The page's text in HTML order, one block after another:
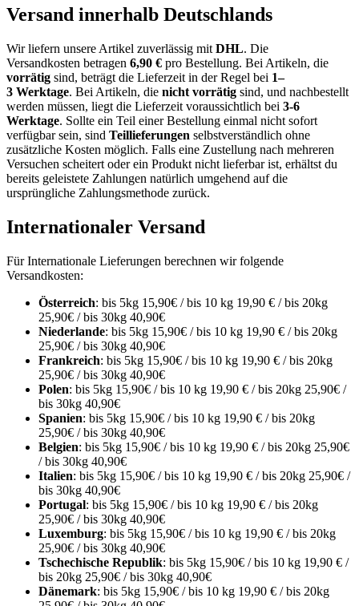
Versand innerhalb Deutschlands
Wir liefern unsere Artikel zuverlässig mit DHL. Die
Versandkosten betragen 6,90 € pro Bestellung. Bei Artikeln, die
vorrätig sind, beträgt die Lieferzeit in der Regel bei 1–
3 Werktage. Bei Artikeln, die nicht vorrätig sind, und nachbestellt
werden müssen, liegt die Lieferzeit voraussichtlich bei 3-6
Werktage. Sollte ein Teil einer Bestellung einmal nicht sofort
verfügbar sein, sind Teillieferungen selbstverständlich ohne
zusätzliche Kosten möglich. Falls eine Zustellung nach mehreren
Versuchen scheitert oder ein Produkt nicht lieferbarist, erhältst du
bereits geleistete Zahlungen natürlich umgehend auf die
ursprüngliche Zahlungsmethode zurück.
Internationaler Versand
Für Internationale Lieferungen berechnen wir folgende
Versandkosten:
Österreich: bis 5kg 15,90€ / bis 10 kg 19,90 € / bis 20kg
25,90€ / bis 30kg 40,90€
Niederlande: bis 5kg 15,90€ / bis 10 kg 19,90 € / bis 20kg
25,90€ / bis 30kg 40,90€
Frankreich: bis 5kg 15,90€ / bis 10 kg 19,90 € / bis 20kg
25,90€ / bis 30kg 40,90€
Polen: bis 5kg 15,90€ / bis 10 kg 19,90 € / bis 20kg 25,90€ /
bis 30kg 40,90€
Spanien: bis 5kg 15,90€ / bis 10 kg 19,90 € / bis 20kg
25,90€ / bis 30kg 40,90€
Belgien: bis 5kg 15,90€ / bis 10 kg 19,90 € / bis 20kg 25,90€
/ bis 30kg 40,90€
Italien: bis 5kg 15,90€ / bis 10 kg 19,90 € / bis 20kg 25,90€ /
bis 30kg 40,90€
Portugal: bis 5kg 15,90€ / bis 10 kg 19,90 € / bis 20kg
25,90€ / bis 30kg 40,90€
Luxemburg: bis 5kg 15,90€ / bis 10 kg 19,90 € / bis 20kg
25,90€ / bis 30kg 40,90€
Tschechische Republik: bis 5kg 15,90€ / bis 10 kg 19,90 € /
bis 20kg 25,90€ / bis 30kg 40,90€
Dänemark: bis 5kg 15,90€ / bis 10 kg 19,90 € / bis 20kg